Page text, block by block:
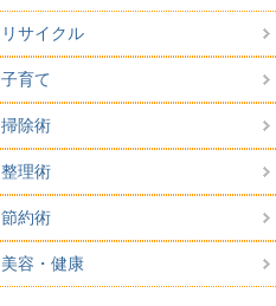
リサイクル
子育て
掃除術
整理術
節約術
美容・健康